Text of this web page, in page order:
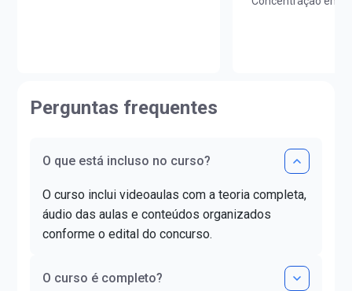
Portuguesa pela FLUL. É pós-
graduada em Docência do Ensino
certificado DELE de proficiência
de alunos em
concursos
Concursos.
@evandro.muzy
Perguntas frequentes
O que está incluso no curso?
O curso inclui videoaulas com a teoria completa,
áudio das aulas e conteúdos organizados
conforme o edital do concurso.
O curso é completo?